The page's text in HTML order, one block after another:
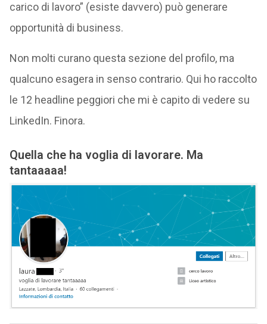
carico di lavoro” (esiste davvero) può generare
opportunità di business.
Non molti curano questa sezione del profilo, ma
qualcuno esagera in senso contrario. Qui ho raccolto
le 12 headline peggiori che mi è capito di vedere su
LinkedIn. Finora.
Quella che ha voglia di lavorare. Ma
tantaaaaa!